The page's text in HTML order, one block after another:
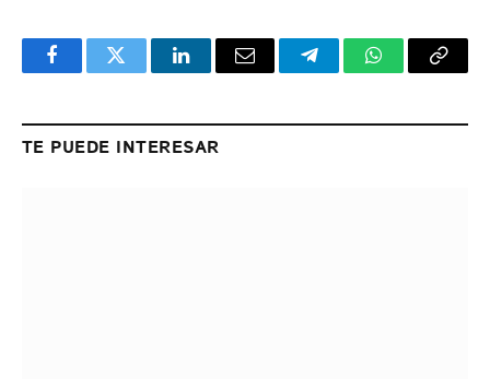
FacebookTwitter LinkedInEmail TelegramWhatsApp
Copy
TE PUEDE INTERESAR